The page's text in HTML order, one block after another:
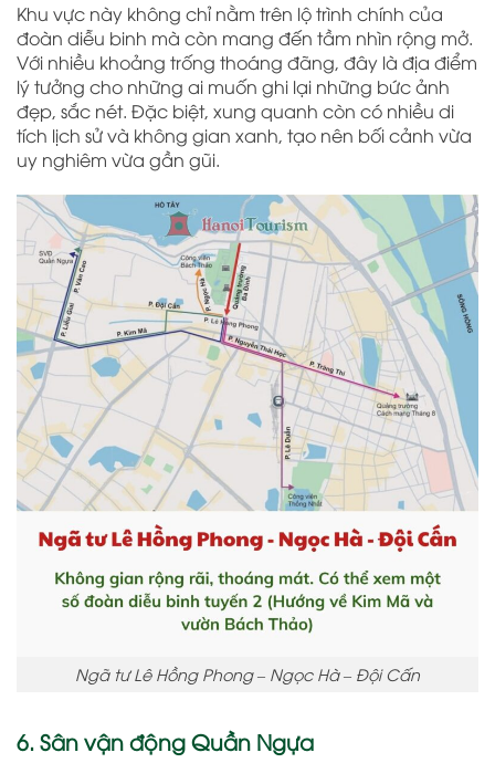
Khu vực này không chỉ nằm trên lộ trình chính của
đoàn diễu binh mà còn mang đến tầm nhìn rộng mở.
Với nhiều khoảng trống thoáng đãng, đây là địa điểm
lý tưởng cho những ai muốn ghi lại những bức ảnh
đẹp, sắc nét. Đặc biệt, xung quanh còn có nhiều di
tích lịch sử và không gian xanh, tạo nên bối cảnh vừa
uy nghiêm vừa gần gũi.
Ngã tư Lê Hồng Phong – Ngọc Hà – Đội Cấn
6. Sân vận động Quần Ngựa